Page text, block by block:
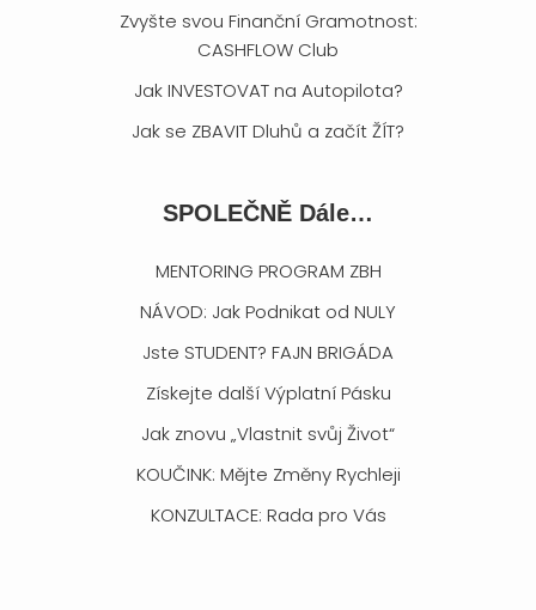
Zvyšte svou Finanční Gramotnost:
CASHFLOW Club
Jak INVESTOVAT na Autopilota?
Jak se ZBAVIT Dluhů a začít ŽÍT?
SPOLEČNĚ Dále…
MENTORING PROGRAM ZBH
NÁVOD: Jak Podnikat od NULY
Jste STUDENT? FAJN BRIGÁDA
Získejte další Výplatní Pásku
Jak znovu „Vlastnit svůj Život“
KOUČINK: Mějte Změny Rychleji
KONZULTACE: Rada pro Vás